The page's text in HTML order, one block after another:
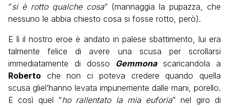
“si è rotto qualche cosa” (mannaggia la pupazza, che
nessuno le abbia chiesto cosa si fosse rotto, però).
E lì il nostro eroe è andato in palese sbattimento, lui era
talmente felice di avere una scusa per scrollarsi
immediatamente di dosso Gemmonascaricandola a
Roberto che non ci poteva credere quando quella
scusa gliel’hanno levata impunemente dalle mani, porello.
E così quel “ho rallentato la mia euforia” nel giro di